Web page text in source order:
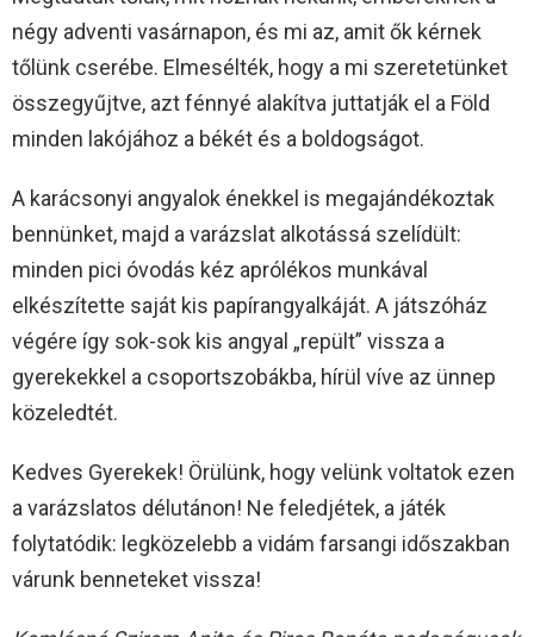
négy adventi vasárnapon, és mi az, amit ők kérnek
tőlünk cserébe. Elmesélték, hogy a mi szeretetünket
összegyűjtve, azt fénnyé alakítva juttatják el a Föld
minden lakójához a békét és a boldogságot.
A karácsonyi angyalok énekkel is megajándékoztak
bennünket, majd a varázslat alkotássá szelídült:
minden pici óvodás kéz aprólékos munkával
elkészítette saját kis papírangyalkáját. A játszóház
végére így sok-sok kis angyal „repült” vissza a
gyerekekkel a csoportszobákba, hírül víve az ünnep
közeledtét.
Kedves Gyerekek! Örülünk, hogy velünk voltatok ezen
a varázslatos délutánon! Ne feledjétek, a játék
folytatódik: legközelebb a vidám farsangi időszakban
várunk benneteket vissza!